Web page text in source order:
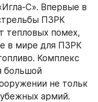
С». Впервые в
ПЗРК
тепловых помех,
в мире для ПЗРК
Комплекс
большой
не тольк
армий.